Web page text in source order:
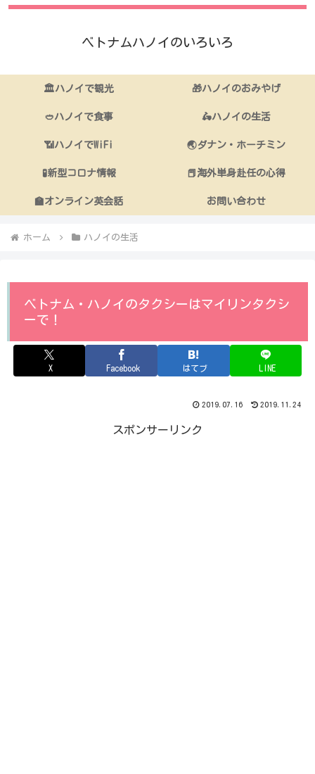
ベトナムハノイのいろいろ
🏛ハノイで観光 🎁ハノイのおみやげ
🥙ハノイで食事 🛵ハノイの生活
📶ハノイでWiFi 🌏ダナン・ホーチミン
🧪新型コロナ情報 📕海外単身赴任の心得
🏫オンライン英会話 お問い合わせ
ホーム ハノイの生活
ベトナム・ハノイのタクシーはマイリンタクシ
ーで！
X Facebook はてブ LINE
2019.07.16 2019.11.24
スポンサーリンク